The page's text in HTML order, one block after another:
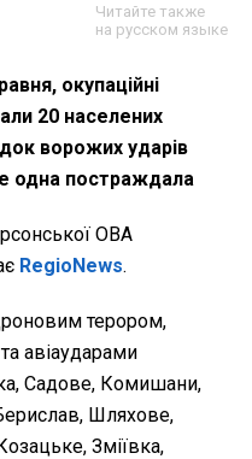
Читайте также
на русском языке
окупаційні
20 населених
ворожих ударів
одна постраждала
ОВА
RegioNews.
терором,
авіаударами
Садове, Комишани,
Шляхове,
Зміївка,